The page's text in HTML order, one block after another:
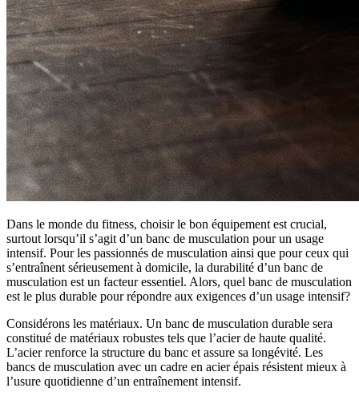
Dans le monde du fitness, choisir le bon équipement est crucial,
surtout lorsqu’il s’agit d’un banc de musculation pour un usage
intensif. Pour les passionnés de musculation ainsi que pour ceux qui
s’entraînent sérieusement à domicile, la durabilité d’un banc de
musculation est un facteur essentiel. Alors, quel banc de musculation
est le plus durable pour répondre aux exigences d’un usage intensif?
Considérons les matériaux. Un banc de musculation durable sera
constitué de matériaux robustes tels que l’acier de haute qualité.
L’acier renforce la structure du banc et assure sa longévité. Les
bancs de musculation avec un cadre en acier épais résistent mieux à
l’usure quotidienne d’un entraînement intensif.